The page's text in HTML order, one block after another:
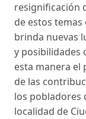
resignificación
de estos
brinda nuevas
y posibilidades
esta manera el
de las
los pobladores
localidad de